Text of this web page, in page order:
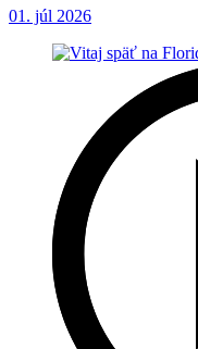
01. júl 2026